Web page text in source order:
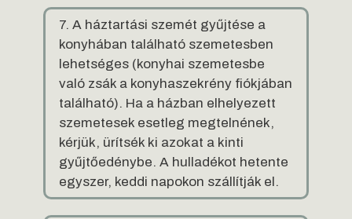
7. A háztartási szemét gyűjtése a
konyhában található szemetesben
lehetséges (konyhai szemetesbe
való zsák a konyhaszekrény fiókjában
található). Ha a házban elhelyezett
szemetesek esetleg megtelnének,
kérjük, ürítsék ki azokat a kinti
gyűjtőedénybe. A hulladékot hetente
egyszer, keddi napokon szállítják el.